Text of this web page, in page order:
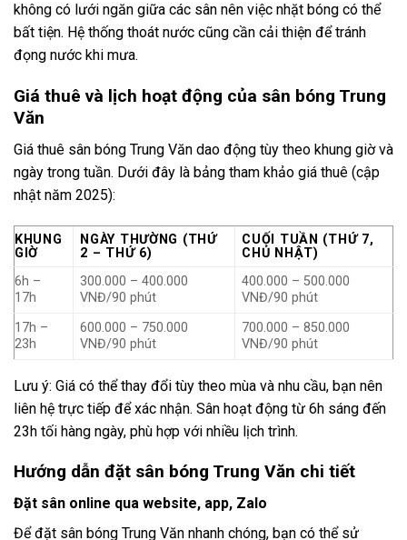
không có lưới ngăn giữa các sân nên việc nhặt bóng có thể
bất tiện. Hệ thống thoát nước cũng cần cải thiện để tránh
đọng nước khi mưa.
Giá thuê và lịch hoạt động của sân bóng Trung
Văn
Giá thuê sân bóng Trung Văn dao động tùy theo khung giờ và
ngày trong tuần. Dưới đây là bảng tham khảo giá thuê (cập
nhật năm 2025):
KHUNG
GIỜ
NGÀY THƯỜNG (THỨ
2 – THỨ 6)
CUỐI TUẦN (THỨ 7,
CHỦ NHẬT)
6h –
17h
300.000 – 400.000
VNĐ/90 phút
400.000 – 500.000
VNĐ/90 phút
17h –
23h
600.000 – 750.000
VNĐ/90 phút
700.000 – 850.000
VNĐ/90 phút
Lưu ý: Giá có thể thay đổi tùy theo mùa và nhu cầu, bạn nên
liên hệ trực tiếp để xác nhận. Sân hoạt động từ 6h sáng đến
23h tối hàng ngày, phù hợp với nhiều lịch trình.
Hướng dẫn đặt sân bóng Trung Văn chi tiết
Đặt sân online qua website, app, Zalo
Để đặt sân bóng Trung Văn nhanh chóng, bạn có thể sử